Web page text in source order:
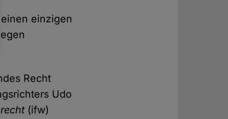
einen einzigen
Recht
Udo
(ifw)